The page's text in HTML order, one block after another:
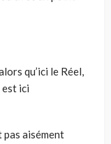
qu’ici le Réel,
est ici
aisément